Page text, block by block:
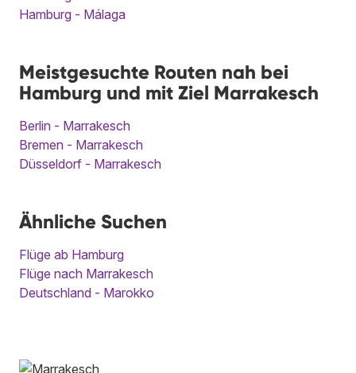
Hamburg - Málaga
Meistgesuchte Routen nah bei
Hamburg und mit Ziel Marrakesch
Berlin - Marrakesch
Bremen - Marrakesch
Düsseldorf - Marrakesch
Ähnliche Suchen
Flüge ab Hamburg
Flüge nach Marrakesch
Deutschland - Marokko